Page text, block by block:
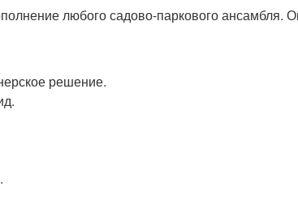
любого садово-паркового ансамбля.
решение.